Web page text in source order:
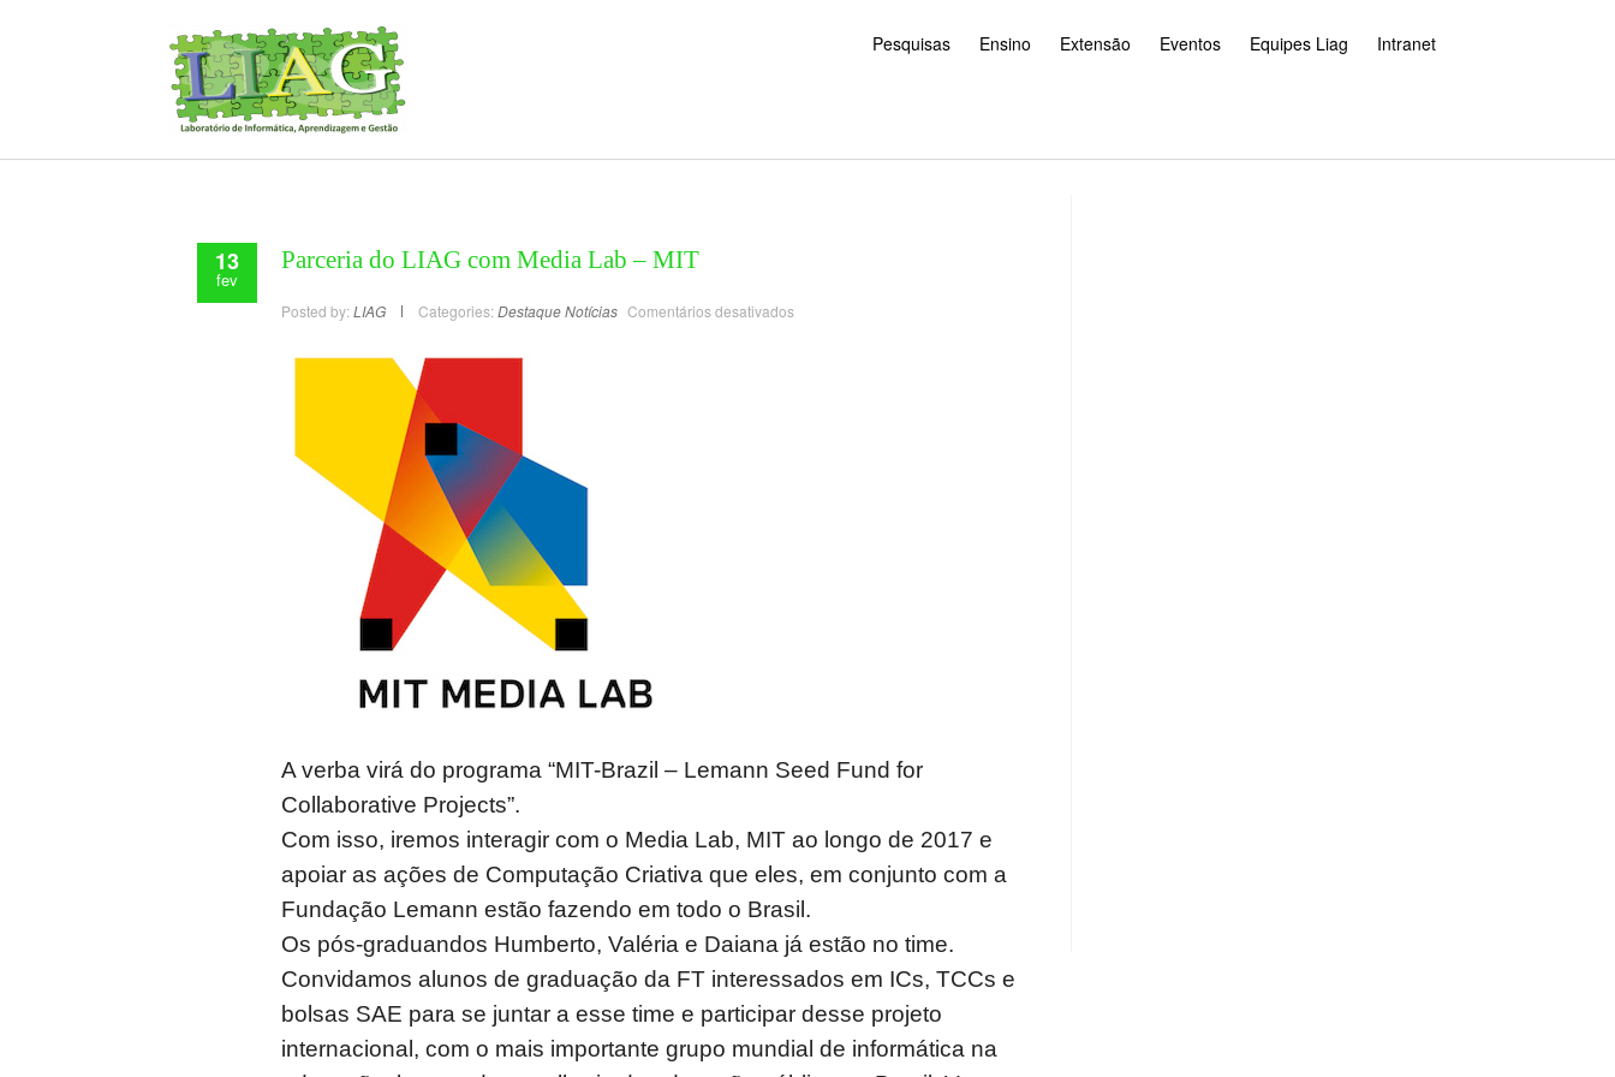
Pesquisas Ensino Extensão Eventos Equipes Liag Intranet
13
fev
Parceria do LIAG com Media Lab – MIT
Posted by: LIAG Categories: DestaqueNotícias Comentários desativados
A verba virá do programa “MIT-Brazil – Lemann Seed Fund for
Collaborative Projects”.
Com isso, iremos interagir com o Media Lab, MIT ao longo de 2017 e
apoiar as ações de Computação Criativa que eles, em conjunto com a
Fundação Lemann estão fazendo em todo o Brasil.
Os pós-graduandos Humberto, Valéria e Daiana já estão no time.
Convidamos alunos de graduação da FT interessados em ICs, TCCs e
bolsas SAE para se juntar a esse time e participar desse projeto
internacional, com o mais importante grupo mundial de informática na